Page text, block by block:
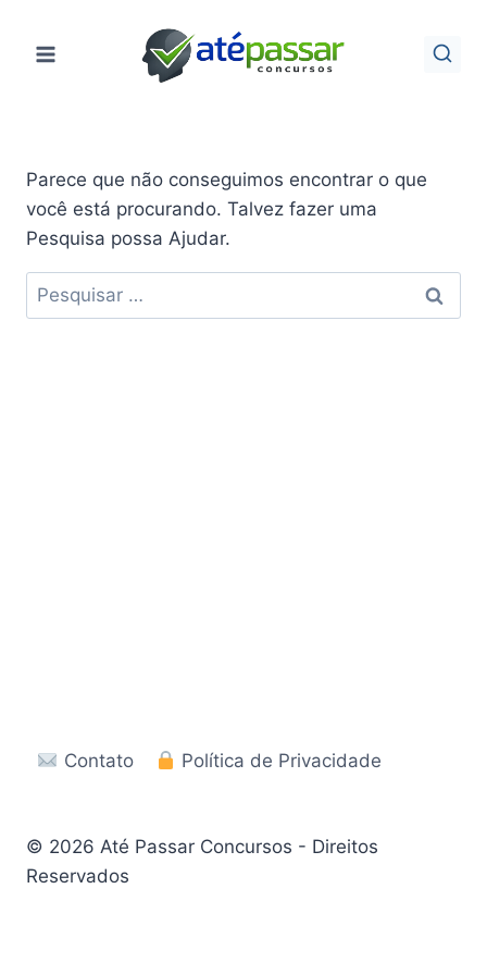
para
Parece que não conseguimos encontrar o que
você está procurando. Talvez fazer uma
Pesquisa possa Ajudar.
Pesquisar
por:
Contato Política de Privacidade
© 2026 Até Passar Concursos - Direitos
Reservados